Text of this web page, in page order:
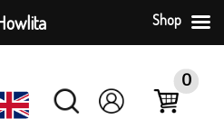
0
Shop